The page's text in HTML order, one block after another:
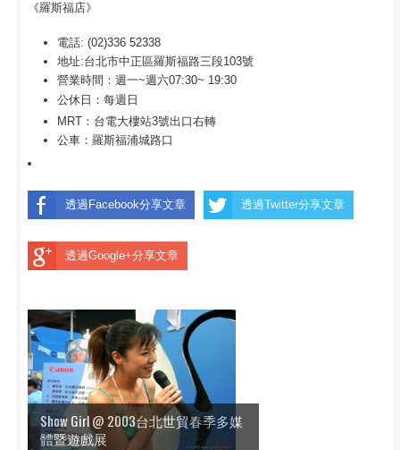
《羅斯福店》
電話: (02)336 52338
地址:台北市中正區羅斯福路三段103號
營業時間：週一~週六07:30~ 19:30
公休日：每週日
MRT：台電大樓站3號出口右轉
公車：羅斯福浦城路口
透過Facebook分享文章 透過Twitter分享文章
透過Google+分享文章
Show Girl @ 2003台北世貿春季多媒
體暨遊戲展